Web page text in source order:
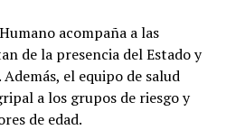
acompaña a las
de la presencia del Estado y
el equipo de salud
a los grupos de riesgo y
de edad.